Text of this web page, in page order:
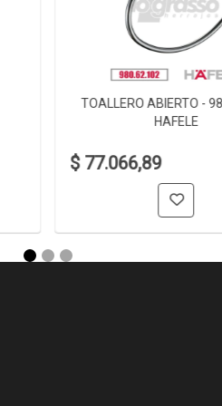
TOALLERO ABIERTO -
HAFELE
$ 77.066,89